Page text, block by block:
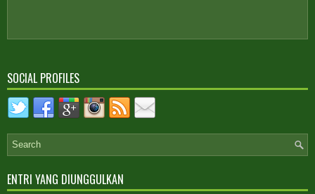
SOCIAL PROFILES
ENTRI YANG DIUNGGULKAN